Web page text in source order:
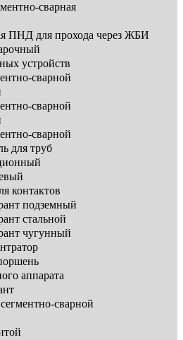
сварная
ПНД для прохода через ЖБИ
устройств
сварной
сварной
сварной
для труб
контактов
подземный
стальной
чугунный
аппарата
сварной